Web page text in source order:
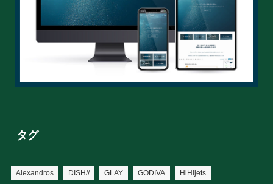
タグ
Alexandros DISH// GLAY GODIVA HiHijets